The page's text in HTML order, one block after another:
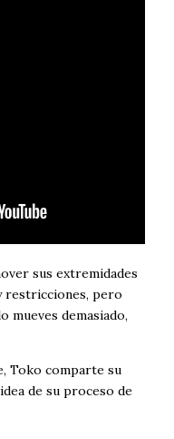
sus extremidades
restricciones, pero
mueves demasiado,
Toko comparte su
de su proceso de